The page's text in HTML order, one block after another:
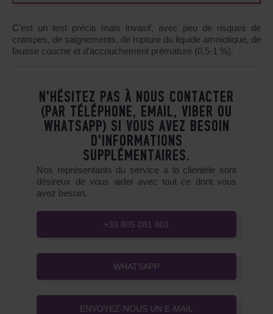
C'est un test précis mais invasif, avec peu de risques de
crampes, de saignements, de rupture du liquide amniotique, de
fausse couche et d'accouchement prématuré (0,5-1 %).
N'HÉSITEZ PAS À NOUS CONTACTER
(PAR TÉLÉPHONE, EMAIL, VIBER OU
WHATSAPP) SI VOUS AVEZ BESOIN
D'INFORMATIONS
SUPPLÉMENTAIRES.
Nos représentants du service à la clientèle sont
désireux de vous aider avec tout ce dont vous
avez besoin.
+33 805 081 801
WHATSAPP
ENVOYEZ-NOUS UN E-MAIL